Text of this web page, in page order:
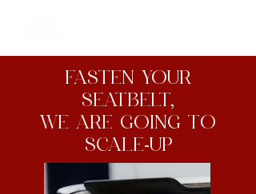
FASTEN YOUR
SEATBELT,
WE ARE GOING TO
SCALE-UP